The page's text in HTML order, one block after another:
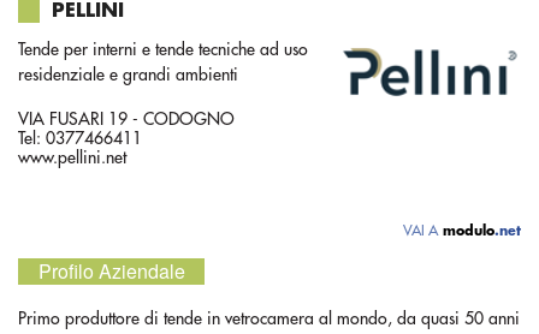
PELLINI
VAI A modulo.net
Tende per interni e tende tecniche ad uso
residenziale e grandi ambienti
VIA FUSARI 19 - CODOGNO
Tel: 0377466411
www.pellini.net
Profilo Aziendale
Primo produttore di tende in vetrocamera al mondo, da quasi 50 anni